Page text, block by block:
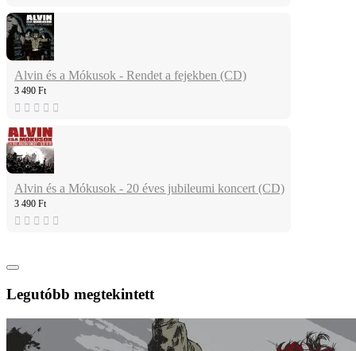
Alvin és a Mókusok - Rendet a fejekben (CD)
3 490 Ft
Alvin és a Mókusok - 20 éves jubileumi koncert (CD)
3 490 Ft
Legutóbb megtekintett